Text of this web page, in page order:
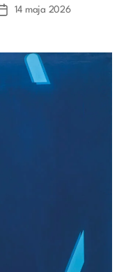
Data14 maja 2026